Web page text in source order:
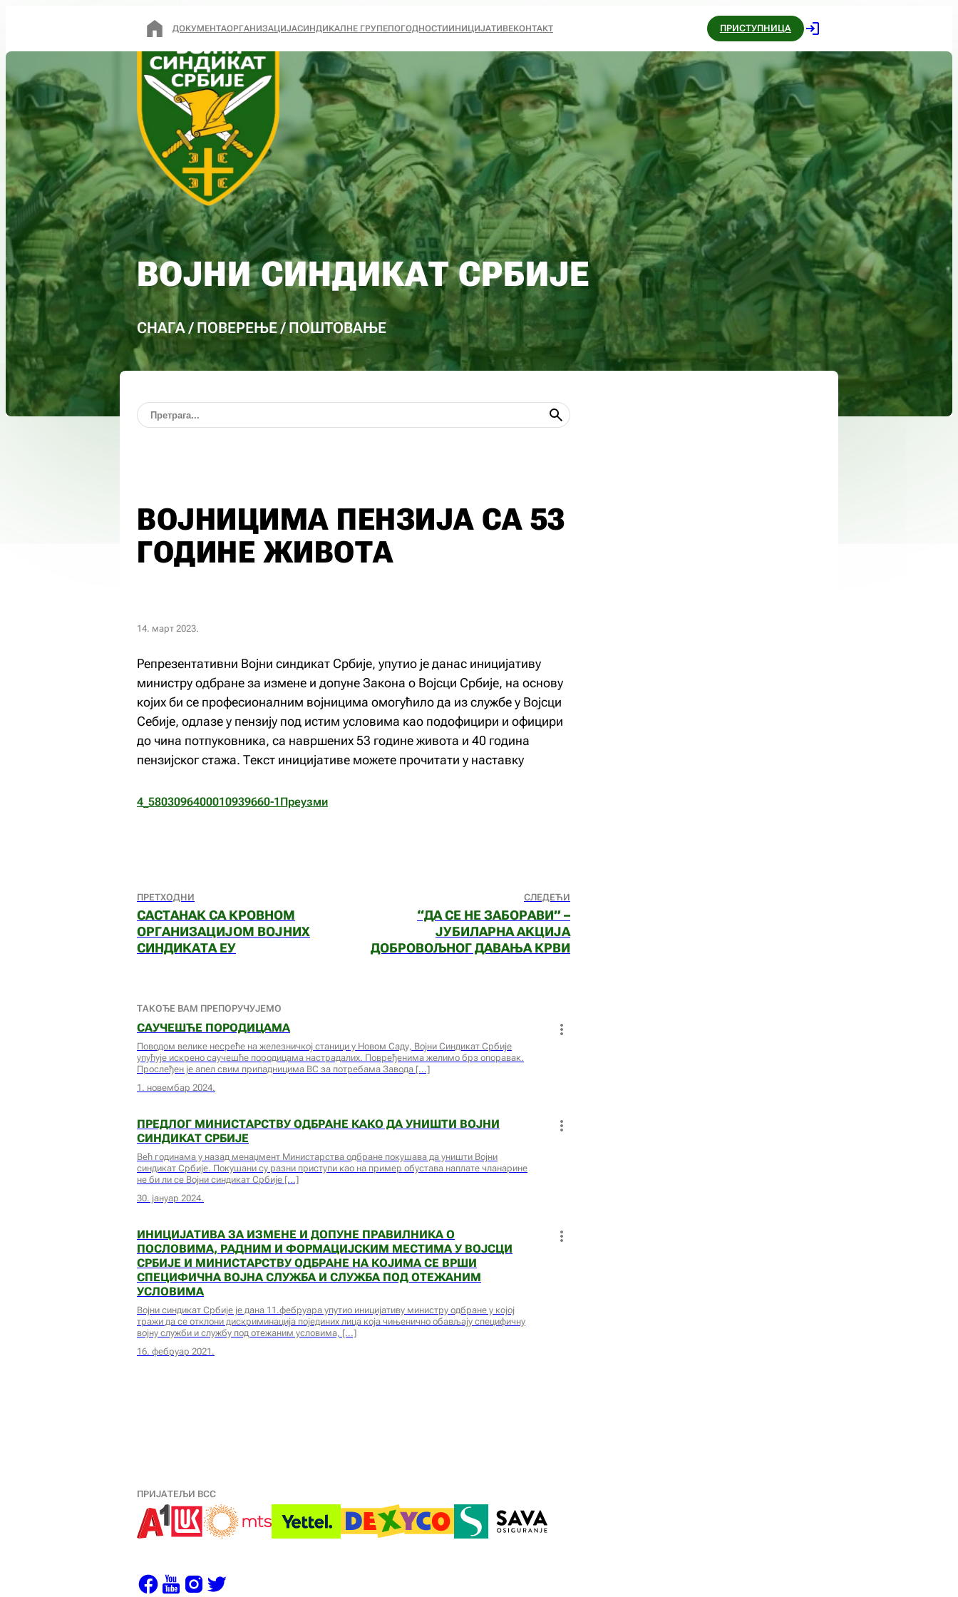
ДОКУМЕНТАОРГАНИЗАЦИЈАСИНДИКАЛНЕ ГРУПЕПОГОДНОСТИИНИЦИЈАТИВЕКОНТАКТ ПРИСТУПНИЦА
ВОЈНИ СИНДИКАТ СРБИЈЕ
СНАГА / ПОВЕРЕЊЕ / ПОШТОВАЊЕ
ВОЈНИЦИМА ПЕНЗИЈА СА 53
ГОДИНЕ ЖИВОТА
14. март 2023.
Репрезентативни Војни синдикат Србије, упутио је данас иницијативу
министру одбране за измене и допуне Закона о Војсци Србије, на основу
којих би се професионалним војницима омогућило да из службе у Војсци
Себије, одлазе у пензију под истим условима као подофицири и официри
до чина потпуковника, са навршених 53 године живота и 40 година
пензијског стажа. Текст иницијативе можете прочитати у наставку
4_5803096400010939660-1 Преузми
ПРЕТХОДНИ
САСТАНАК СА КРОВНОМ
ОРГАНИЗАЦИЈОМ ВОЈНИХ
СИНДИКАТА ЕУ
СЛЕДЕЋИ
“ДА СЕ НЕ ЗАБОРАВИ” –
ЈУБИЛАРНА АКЦИЈА
ДОБРОВОЉНОГ ДАВАЊА КРВИ
ТАКОЂЕ ВАМ ПРЕПОРУЧУЈЕМО
САУЧЕШЋЕ ПОРОДИЦАМА
Поводом велике несреће на железничкој станици у Новом Саду, Војни Синдикат Србије
упућује искрено саучешће породицама настрадалих. Повређенима желимо брз опоравак.
Прослеђен је апел свим припадницима ВС за потребама Завода
1. новембар 2024.
ПРЕДЛОГ МИНИСТАРСТВУ ОДБРАНЕ КАКО ДА УНИШТИ ВОЈНИ
СИНДИКАТ СРБИЈЕ
Већ годинама у назад менаџмент Министарства одбране покушава да уништи Војни
синдикат Србије. Покушани су разни приступи као на пример обустава наплате чланарине
не би ли се Војни синдикат Србије
30. јануар 2024.
ИНИЦИЈАТИВА ЗА ИЗМЕНЕ И ДОПУНЕ ПРАВИЛНИКА О
ПОСЛОВИМА, РАДНИМ И ФОРМАЦИЈСКИМ МЕСТИМА У ВОЈСЦИ
СРБИЈЕ И МИНИСТАРСТВУ ОДБРАНЕ НА КОЈИМА СЕ ВРШИ
СПЕЦИФИЧНА ВОЈНА СЛУЖБА И СЛУЖБА ПОД ОТЕЖАНИМ
УСЛОВИМА
Војни синдикат Србије је дана 11.фебруара упутио иницијативу министру одбране у којој
тражи да се отклони дискриминација појединих лица која чињенично обављају специфичну
војну служби и службу под отежаним условима,
16. фебруар 2021.
ПРИЈАТЕЉИ ВСС